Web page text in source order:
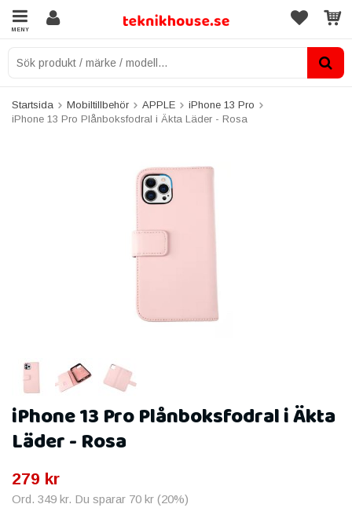
MENY
Startsida Mobiltillbehör APPLE
iPhone 13 Pro
iPhone 13 Pro Plånboksfodral i Äkta Läder - Rosa
iPhone 13 Pro Plånboksfodral i Äkta
Läder - Rosa
279 kr
Ord. 349 kr. Du sparar 70 kr (20%)